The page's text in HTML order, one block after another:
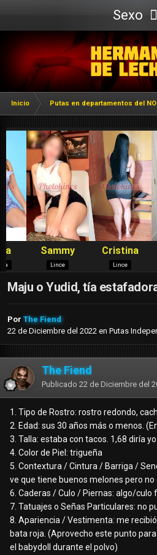
Sexo
Inicio Putas en departamentos del
Maju o Yudid, tía
Por The Fiend
22 de Diciembre del 2022 en Putas
The Fiend
Publicado 22 de Diciembre del
1. Tipo de Rostro: rostro redondo,
2. Edad: sus 30 años más o menos.
3. Talla: estaba con tacos. 1,68 diría yo.
4. Color de Piel: trigueña
5. Contextura / Cintura / Barriga /
ve que tiene buenos melones pero
6. Caderas / Culo / Piernas: algo/culo
7. Tatuajes o Señas Particulares: no
8. Apariencia / Vestimenta: me
bata roja. (Aprovecho este punto
el babydoll durante el polvo)